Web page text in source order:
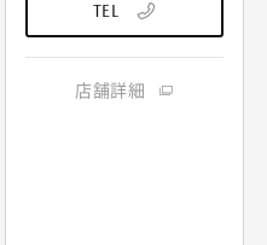
TEL
店舗詳細